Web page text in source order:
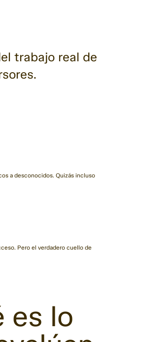
trabajo real de
a desconocidos. Quizás incluso
Pero el verdadero cuello de
es lo